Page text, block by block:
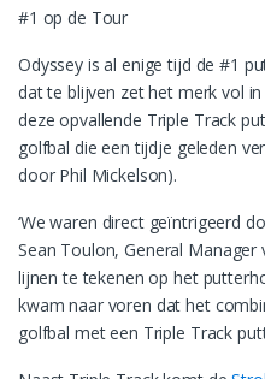
#1 op de Tour
Odyssey is al enige tijd de #1
dat te blijven zet het merk vol
deze opvallende Triple Track
golfbal die een tijdje geleden
door Phil Mickelson).
‘We waren direct geïntrigeerd
Sean Toulon, General Manager
lijnen te tekenen op het
kwam naar voren dat het
golfbal met een Triple Track